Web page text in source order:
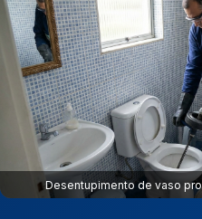
Desentupimento de vaso